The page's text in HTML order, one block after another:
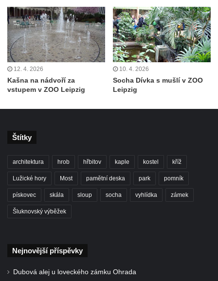
Ohří
Kašna v lázeňském parku u ulice Lázeňská
ve Mšeném-lázně
Kašna před pavilonem Říp v lázeňském
parku ve Mšeném-lázně
Jezírko s vodotryskem v Zámeckém parku v
Litvínově
Fontána před kolonádou Rudolfova a
Karolinina pramene v Mariánských Lázních
Zpívající fontána v Mariánských Lázních
Kašna v parku lázní Evženie v Klášterci nad
Kašna na náměstí Míru ve Šluknově
12. 4. 2026
Kašna na nádvoří za
vstupem v ZOO Leipzig
10. 4. 2026
Socha Dívka s mušlí v ZOO
Leipzig
Štítky
architektura hrob hřbitov kaple kostel kříž
Lužické hory Most pamětní deska park pomník
pískovec skála sloup socha vyhlídka zámek
Šluknovský výběžek
Nejnovější příspěvky
Dubová alej u loveckého zámku Ohrada